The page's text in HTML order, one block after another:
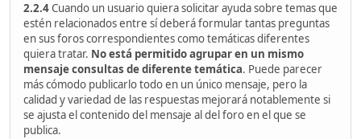
2.2.4Cuando un usuario quiera solicitar ayuda sobre temas que
estén relacionados entre sí deberá formular tantas preguntas
en sus foros correspondientes como temáticas diferentes
quiera tratar. No está permitido agrupar en un mismo
mensaje consultas de diferente temática. Puede parecer
más cómodo publicarlo todo en un único mensaje, pero la
calidad y variedad de las respuestas mejorará notablemente si
se ajusta el contenido del mensaje al del foro en el que se
publica.